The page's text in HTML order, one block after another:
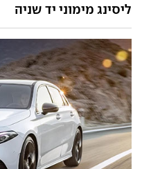
ליסינג מימוני יד שניה